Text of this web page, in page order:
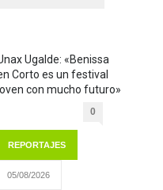
Ugalde: «Benissa
Corto es un festival
con mucho futuro»
0
REPORTAJES
05/08/2026